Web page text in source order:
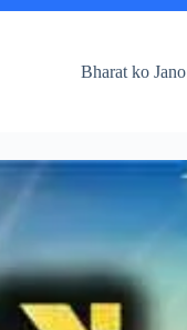
Bharat ko Jano